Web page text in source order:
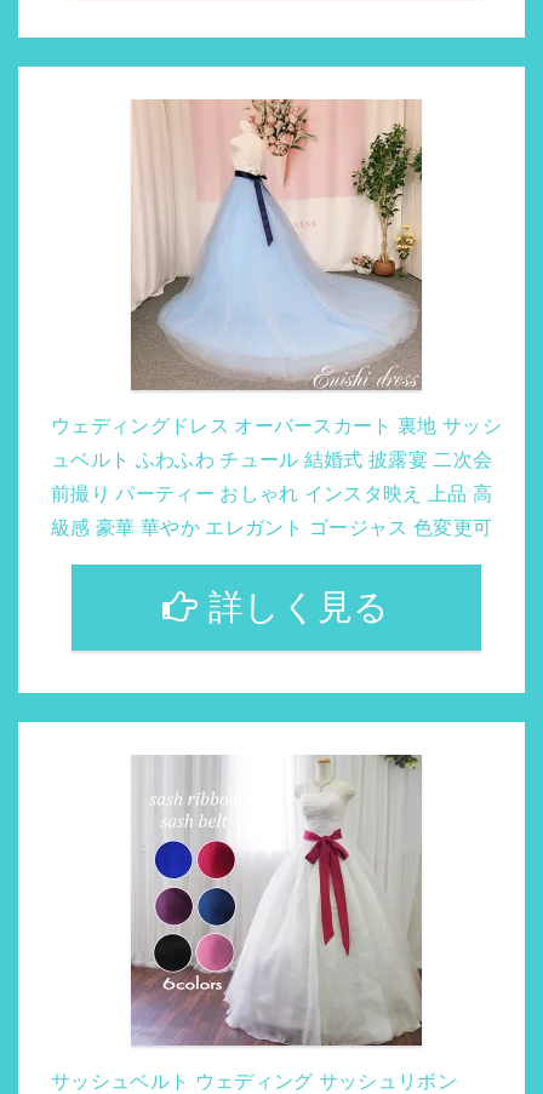
ウェディングドレス オーバースカート 裏地 サッシ
ュベルト ふわふわ チュール 結婚式 披露宴 二次会
前撮り パーティー おしゃれ インスタ映え 上品 高
級感 豪華 華やか エレガント ゴージャス 色変更可
詳しく見る
サッシュベルト ウェディング サッシュリボン